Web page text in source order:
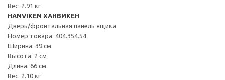
Вес: 2.91 кг
HANVIKEN ХАНВИКЕН
Дверь/фронтальная панель ящика
Номер товара: 404.354.54
Ширина: 39 см
Высота: 2 см
Длина: 66 см
Вес: 2.10 кг